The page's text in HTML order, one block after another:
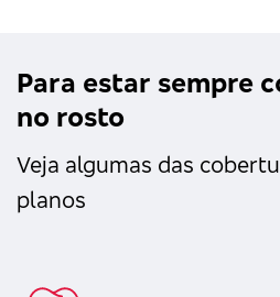
Para estar sempre
no rosto
Veja algumas das
planos